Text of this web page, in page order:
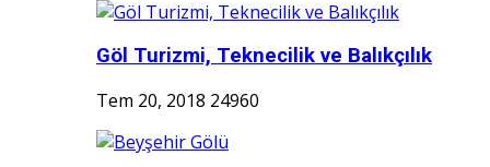
Göl Turizmi, Teknecilik ve Balıkçılık
Tem 20, 2018 24960